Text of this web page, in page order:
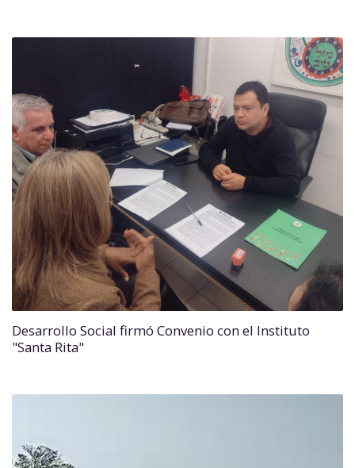
Desarrollo Social firmó Convenio con el Instituto
"Santa Rita"